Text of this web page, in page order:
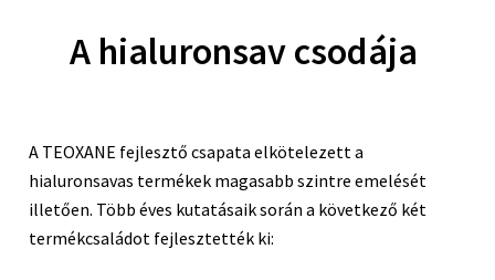
A hialuronsav csodája
A TEOXANE fejlesztő csapata elkötelezett a
hialuronsavas termékek magasabb szintre emelését
illetően. Több éves kutatásaik során a következő két
termékcsaládot fejlesztették ki: